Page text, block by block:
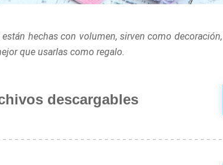
están hechas con volumen, sirven como
que usarlas como regalo.
descargables